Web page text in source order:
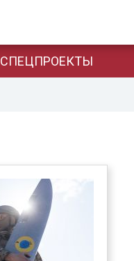
СПЕЦПРОЕКТЫ